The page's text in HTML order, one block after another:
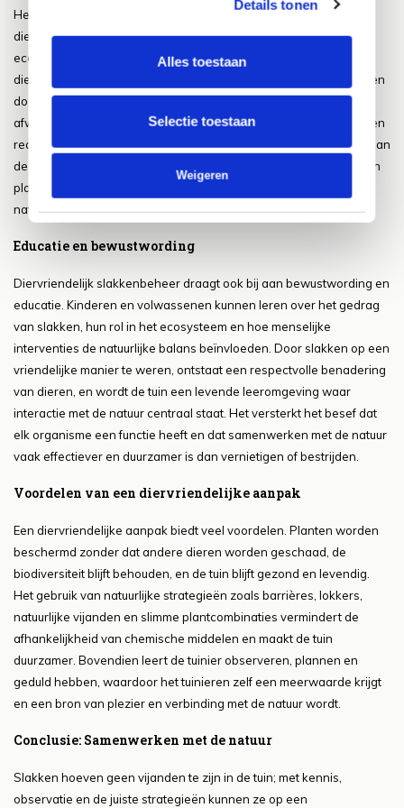
Details tonen
Alles toestaan
Selectie toestaan
Weigeren
Het overkoepelende principe van slakkenbeheer in een
diervriendelijke tuin is het creëren van een gebalanceerd
ecosysteem. Slakken zijn onderdeel van de natuurlijke cyclus en
dienen een functie, maar het is mogelijk om hun impact te beperken
door de omstandigheden, plantenkeuze, natuurlijke vijanden en
afweerstrategieën te combineren. Door te observeren hoe slakken
reageren op verschillende planten, structuren en microklimaten, kan
de tuinier gerichte aanpassingen doen. Het doel is een tuin waarin
planten beschermd zijn, nuttige dieren worden ondersteund en
natuurlijke processen intact blijven.
Educatie en bewustwording
Diervriendelijk slakkenbeheer draagt ook bij aan bewustwording en
educatie. Kinderen en volwassenen kunnen leren over het gedrag
van slakken, hun rol in het ecosysteem en hoe menselijke
interventies de natuurlijke balans beïnvloeden. Door slakken op een
vriendelijke manier te weren, ontstaat een respectvolle benadering
van dieren, en wordt de tuin een levende leeromgeving waar
interactie met de natuur centraal staat. Het versterkt het besef dat
elk organisme een functie heeft en dat samenwerken met de natuur
vaak effectiever en duurzamer is dan vernietigen of bestrijden.
Voordelen van een diervriendelijke aanpak
Een diervriendelijke aanpak biedt veel voordelen. Planten worden
beschermd zonder dat andere dieren worden geschaad, de
biodiversiteit blijft behouden, en de tuin blijft gezond en levendig.
Het gebruik van natuurlijke strategieën zoals barrières, lokkers,
natuurlijke vijanden en slimme plantcombinaties vermindert de
afhankelijkheid van chemische middelen en maakt de tuin
duurzamer. Bovendien leert de tuinier observeren, plannen en
geduld hebben, waardoor het tuinieren zelf een meerwaarde krijgt
en een bron van plezier en verbinding met de natuur wordt.
Conclusie: Samenwerken met de natuur
Slakken hoeven geen vijanden te zijn in de tuin; met kennis,
observatie en de juiste strategieën kunnen ze op een